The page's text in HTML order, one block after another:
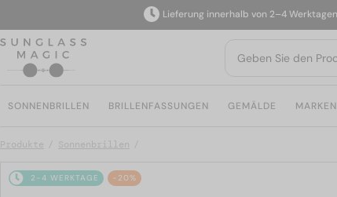
Lieferung innerhalb von 2–4 Werktagen
SONNENBRILLEN BRILLENFASSUNGEN GEMÄLDE MARKEN
Produkte Sonnenbrillen
2-4 WERKTAGE -20%